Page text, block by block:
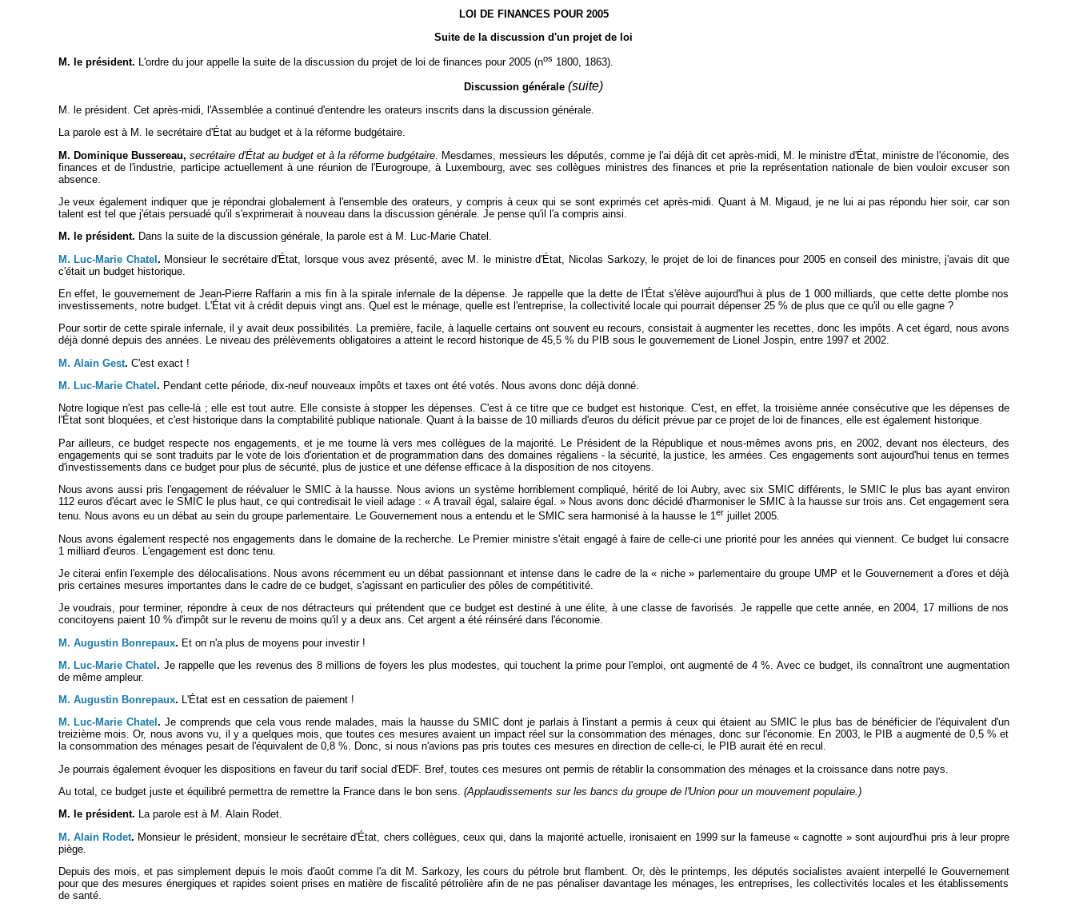
LOI DE FINANCES POUR 2005
Suite de la discussion d'un projet de loi
M. le président. L'ordre du jour appelle la suite de la discussion du projet de loi de finances pour 2005 (nos 1800, 1863).
Discussion générale (suite)
M. le président. Cet après-midi, l'Assemblée a continué d'entendre les orateurs inscrits dans la discussion générale.
La parole est à M. le secrétaire d'État au budget et à la réforme budgétaire.
M. Dominique Bussereau, secrétaire d'État au budget et à la réforme budgétaire. Mesdames, messieurs les députés, comme je l'ai déjà dit cet après-midi, M. le ministre d'État, ministre de l'économie, des
finances et de l'industrie, participe actuellement à une réunion de l'Eurogroupe, à Luxembourg, avec ses collègues ministres des finances et prie la représentation nationale de bien vouloir excuser son
absence.
Je veux également indiquer que je répondrai globalement à l'ensemble des orateurs, y compris à ceux qui se sont exprimés cet après-midi. Quant à M. Migaud, je ne lui ai pas répondu hier soir, car son
talent est tel que j'étais persuadé qu'il s'exprimerait à nouveau dans la discussion générale. Je pense qu'il l'a compris ainsi.
M. le président. Dans la suite de la discussion générale, la parole est à M. Luc-Marie Chatel.
M. Luc-Marie Chatel. Monsieur le secrétaire d'État, lorsque vous avez présenté, avec M. le ministre d'État, Nicolas Sarkozy, le projet de loi de finances pour 2005 en conseil des ministre, j'avais dit que
c'était un budget historique.
En effet, le gouvernement de Jean-Pierre Raffarin a mis fin à la spirale infernale de la dépense. Je rappelle que la dette de l'État s'élève aujourd'hui à plus de 1 000 milliards, que cette dette plombe nos
investissements, notre budget. L'État vit à crédit depuis vingt ans. Quel est le ménage, quelle est l'entreprise, la collectivité locale qui pourrait dépenser 25 % de plus que ce qu'il ou elle gagne ?
Pour sortir de cette spirale infernale, il y avait deux possibilités. La première, facile, à laquelle certains ont souvent eu recours, consistait à augmenter les recettes, donc les impôts. A cet égard, nous avons
déjà donné depuis des années. Le niveau des prélèvements obligatoires a atteint le record historique de 45,5 % du PIB sous le gouvernement de Lionel Jospin, entre 1997 et 2002.
M. Alain Gest. C'est exact !
M. Luc-Marie Chatel . Pendant cette période, dix-neuf nouveaux impôts et taxes ont été votés. Nous avons donc déjà donné.
Notre logique n'est pas celle-là ; elle est tout autre. Elle consiste à stopper les dépenses. C'est à ce titre que ce budget est historique. C'est, en effet, la troisième année consécutive que les dépenses de
l'État sont bloquées, et c'est historique dans la comptabilité publique nationale. Quant à la baisse de 10 milliards d'euros du déficit prévue par ce projet de loi de finances, elle est également historique.
Par ailleurs, ce budget respecte nos engagements, et je me tourne là vers mes collègues de la majorité. Le Président de la République et nous-mêmes avons pris, en 2002, devant nos électeurs, des
engagements qui se sont traduits par le vote de lois d'orientation et de programmation dans des domaines régaliens - la sécurité, la justice, les armées. Ces engagements sont aujourd'hui tenus en termes
d'investissements dans ce budget pour plus de sécurité, plus de justice et une défense efficace à la disposition de nos citoyens.
Nous avons aussi pris l'engagement de réévaluer le SMIC à la hausse. Nous avions un système horriblement compliqué, hérité de loi Aubry, avec six SMIC différents, le SMIC le plus bas ayant environ
112 euros d'écart avec le SMIC le plus haut, ce qui contredisait le vieil adage : « A travail égal, salaire égal. » Nous avons donc décidé d'harmoniser le SMIC à la hausse sur trois ans. Cet engagement sera
tenu. Nous avons eu un débat au sein du groupe parlementaire. Le Gouvernement nous a entendu et le SMIC sera harmonisé à la hausse le 1er juillet 2005.
Nous avons également respecté nos engagements dans le domaine de la recherche. Le Premier ministre s'était engagé à faire de celle-ci une priorité pour les années qui viennent. Ce budget lui consacre
1 milliard d'euros. L'engagement est donc tenu.
Je citerai enfin l'exemple des délocalisations. Nous avons récemment eu un débat passionnant et intense dans le cadre de la « niche » parlementaire du groupe UMP et le Gouvernement a d'ores et déjà
pris certaines mesures importantes dans le cadre de ce budget, s'agissant en particulier des pôles de compétitivité.
Je voudrais, pour terminer, répondre à ceux de nos détracteurs qui prétendent que ce budget est destiné à une élite, à une classe de favorisés. Je rappelle que cette année, en 2004, 17 millions de nos
concitoyens paient 10 % d'impôt sur le revenu de moins qu'il y a deux ans. Cet argent a été réinséré dans l'économie.
M. Augustin Bonrepaux. Et on n'a plus de moyens pour investir !
M. Luc-Marie Chatel. Je rappelle que les revenus des 8 millions de foyers les plus modestes, qui touchent la prime pour l'emploi, ont augmenté de 4 %. Avec ce budget, ils connaîtront une augmentation
de même ampleur.
M. Augustin Bonrepaux. L'État est en cessation de paiement !
M. Luc-Marie Chatel. Je comprends que cela vous rende malades, mais la hausse du SMIC dont je parlais à l'instant a permis à ceux qui étaient au SMIC le plus bas de bénéficier de l'équivalent d'un
treizième mois. Or, nous avons vu, il y a quelques mois, que toutes ces mesures avaient un impact réel sur la consommation des ménages, donc sur l'économie. En 2003, le PIB a augmenté de 0,5 % et
la consommation des ménages pesait de l'équivalent de 0,8 %. Donc, si nous n'avions pas pris toutes ces mesures en direction de celle-ci, le PIB aurait été en recul.
Je pourrais également évoquer les dispositions en faveur du tarif social d'EDF. Bref, toutes ces mesures ont permis de rétablir la consommation des ménages et la croissance dans notre pays.
Au total, ce budget juste et équilibré permettra de remettre la France dans le bon sens. (Applaudissements sur les bancs du groupe de l'Union pour un mouvement populaire.)
M. le président. La parole est à M. Alain Rodet.
M. Alain Rodet. Monsieur le président, monsieur le secrétaire d'État, chers collègues, ceux qui, dans la majorité actuelle, ironisaient en 1999 sur la fameuse « cagnotte » sont aujourd'hui pris à leur propre
piège.
Depuis des mois, et pas simplement depuis le mois d'août comme l'a dit M. Sarkozy, les cours du pétrole brut flambent. Or, dès le printemps, les députés socialistes avaient interpellé le Gouvernement
pour que des mesures énergiques et rapides soient prises en matière de fiscalité pétrolière afin de ne pas pénaliser davantage les ménages, les entreprises, les collectivités locales et les établissements
de santé.